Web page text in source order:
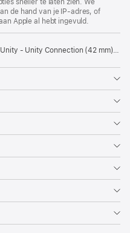
de hand van je IP-adres, of
Apple al hebt ingevuld.
- Unity Connection (42 mm) - Maat 1